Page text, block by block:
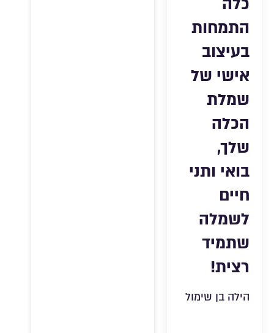
התמחות
בעיצוב
אישי של
שמלת
הכלה
שלך,
בואי ותני
חיים
לשמלה
שתמיד
רצית!
הילה בן שימול